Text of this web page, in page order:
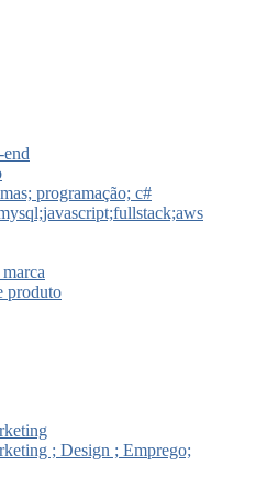
programação; c#
produto
; Design ; Emprego;